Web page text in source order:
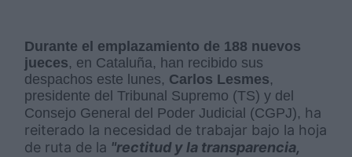
Durante el emplazamiento de 188 nuevos
jueces, en Cataluña, han recibido sus
despachos este lunes, Carlos Lesmes,
presidente del Tribunal Supremo (TS) y del
Consejo General del Poder Judicial (CGPJ), ha
reiterado la necesidad de trabajar bajo la hoja
de ruta de la "rectitud y la transparencia,